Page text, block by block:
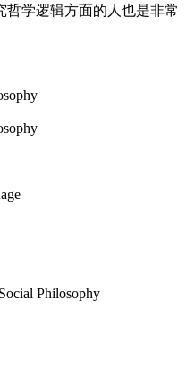
学逻辑方面的人也是非常
Philosophy